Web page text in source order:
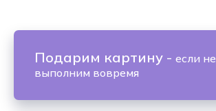
Подарим картину - если не
выполним вовремя